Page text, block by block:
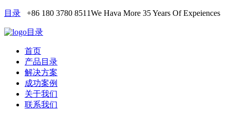
目录 +86 180 3780 8511We Hava More 35 Years Of Expeiences
目录
首页
产品目录
解决方案
成功案例
关于我们
联系我们